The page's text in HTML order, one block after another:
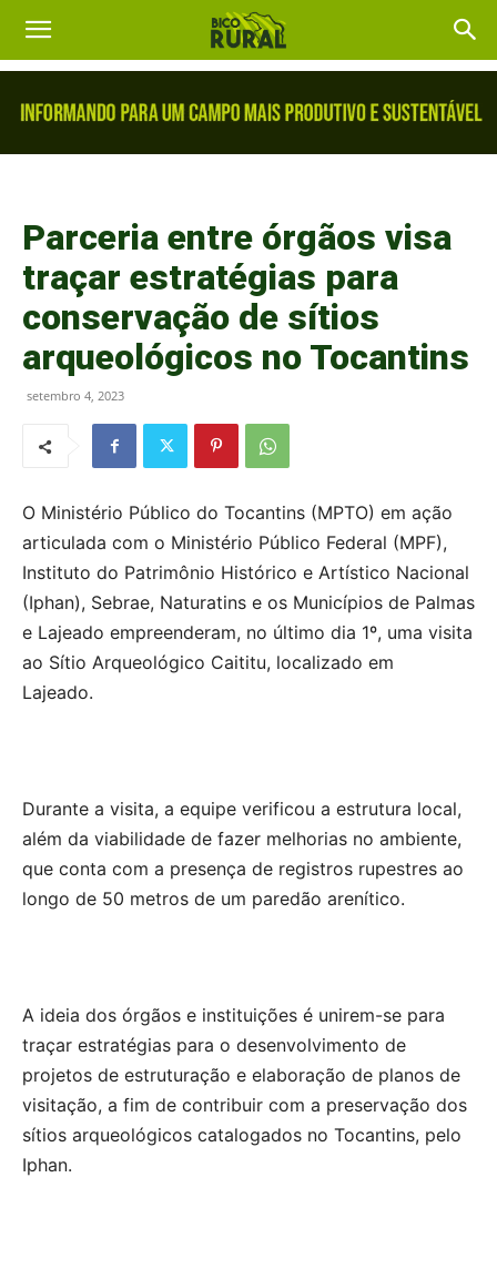
Parceria entre órgãos visa
traçar estratégias para
conservação de sítios
arqueológicos no Tocantins
setembro 4, 2023
O Ministério Público do Tocantins (MPTO) em ação
articulada com o Ministério Público Federal (MPF),
Instituto do Patrimônio Histórico e Artístico Nacional
(Iphan), Sebrae, Naturatins e os Municípios de Palmas
e Lajeado empreenderam, no último dia 1º, uma visita
ao Sítio Arqueológico Caititu, localizado em
Lajeado.
Durante a visita, a equipe verificou a estrutura local,
além da viabilidade de fazer melhorias no ambiente,
que conta com a presença de registros rupestres ao
longo de 50 metros de um paredão arenítico.
A ideia dos órgãos e instituições é unirem-se para
traçar estratégias para o desenvolvimento de
projetos de estruturação e elaboração de planos de
visitação, a fim de contribuir com a preservação dos
sítios arqueológicos catalogados no Tocantins, pelo
Iphan.